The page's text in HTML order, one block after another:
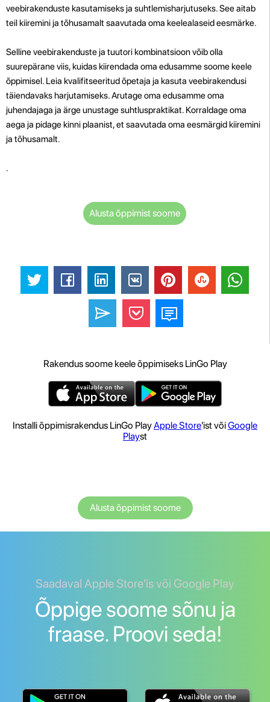
veebirakenduste kasutamiseks ja suhtlemisharjutuseks. See aitab
teil kiiremini ja tõhusamalt saavutada oma keelealaseid eesmärke.
Selline veebirakenduste ja tuutori kombinatsioon võib olla
suurepärane viis, kuidas kiirendada oma edusamme soome keele
õppimisel. Leia kvalifitseeritud õpetaja ja kasuta veebirakendusi
täiendavaks harjutamiseks. Arutage oma edusamme oma
juhendajaga ja ärge unustage suhtluspraktikat. Korraldage oma
aega ja pidage kinni plaanist, et saavutada oma eesmärgid kiiremini
ja tõhusamalt.
.
Alusta õppimist soome
Rakendus soome keele õppimiseks LinGo Play
Installi õppimisrakendus LinGo PlayApple Store'ist võiGoogle
Playst
Alusta õppimist soome
Saadaval Apple Store'is või Google Play
Õppige soome sõnu ja
fraase. Proovi seda!